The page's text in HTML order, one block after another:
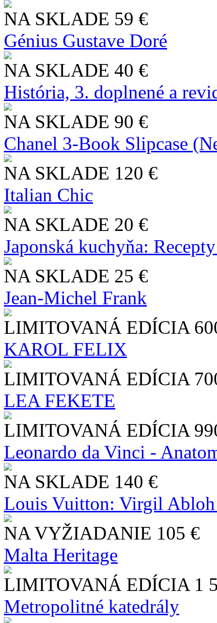
NA SKLADE 59 €
Génius Gustave Doré
NA SKLADE 40 €
História, 3. doplnené a
NA SKLADE 90 €
Chanel 3-Book Slipcase
NA SKLADE 120 €
Italian Chic
NA SKLADE 20 €
Japonská kuchyňa:
NA SKLADE 25 €
Jean-Michel Frank
LIMITOVANÁ EDÍCIA
KAROL FELIX
LIMITOVANÁ EDÍCIA
LEA FEKETE
LIMITOVANÁ EDÍCIA
Leonardo da Vinci -
NA SKLADE 140 €
Louis Vuitton: Virgil
NA VYŽIADANIE 105 €
Malta Heritage
LIMITOVANÁ EDÍCIA 1
Metropolitné katedrály